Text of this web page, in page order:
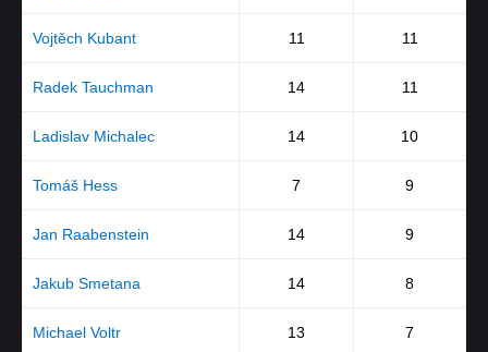
Vojtěch Kubant 11 11
Radek Tauchman 14 11
Ladislav Michalec 14 10
Tomáš Hess 7 9
Jan Raabenstein 14 9
Jakub Smetana 14 8
Michael Voltr 13 7